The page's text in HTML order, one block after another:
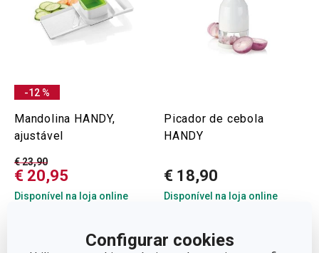
Configurar cookies
-12 %
Mandolina HANDY,
ajustável
€ 23,90
€ 20,95
Disponível na loja online
Picador de cebola
HANDY
€ 18,90
Disponível na loja online